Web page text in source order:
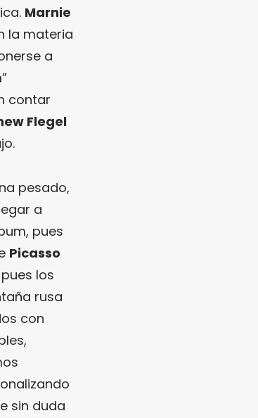
Marnie
la materia
a
”
contar
Flegel
pesado,
a
pues
Picasso
los
rusa
con
sin duda